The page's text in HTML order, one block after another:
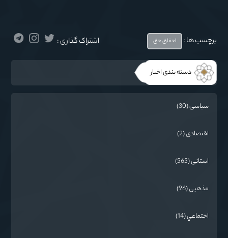
برچسب ها : احقاق حق اشتراک گذاری :
دسته بندی اخبار
سیاسی (30)
اقتصادی (2)
استانی (565)
مذهبي (96)
اجتماعي (14)